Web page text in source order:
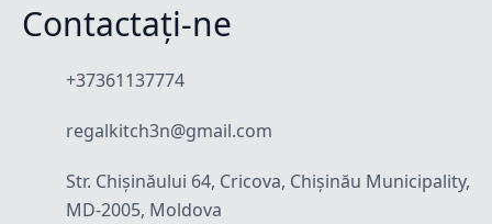
Contactați-ne
+37361137774
regalkitch3n@gmail.com
Str. Chișinăului 64, Cricova, Chișinău Municipality,
MD-2005, Moldova